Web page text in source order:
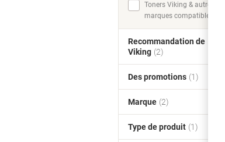
Toners Viking & autres
marques compatibles (5)
Recommandation de
Viking (2)
Des promotions (1)
Marque (2)
Type de produit (1)